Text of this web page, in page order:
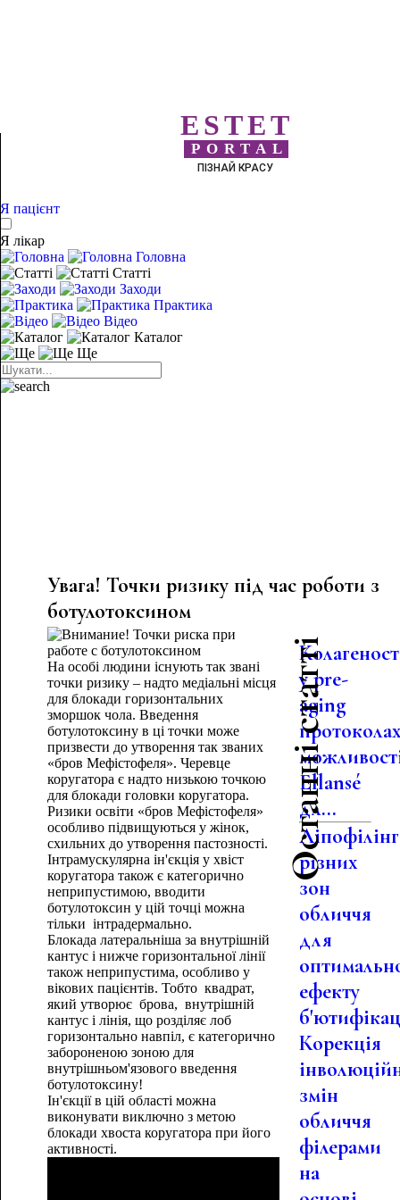
ESTET
PORTAL
ПІЗНАЙ КРАСУ
Я пацієнт
Я лікар
Головна
Статті
Заходи
Практика
Відео
Каталог
Ще
Увага! Точки ризику під час роботи з
ботулотоксином
На особі людини існують так звані
точки ризику – надто медіальні місця
для блокади горизонтальних
зморшок чола. Введення
ботулотоксину в ці точки може
призвести до утворення так званих
«бров Мефістофеля». Черевце
коругатора є надто низькою точкою
для блокади головки коругатора.
Ризики освіти «бров Мефістофеля»
особливо підвищуються у жінок,
схильних до утворення пастозності.
Інтрамускулярна ін'єкція у хвіст
коругатора також є категорично
неприпустимою, вводити
ботулотоксин у цій точці можна
тільки інтрадермально.
Блокада латеральніша за внутрішній
кантус і нижче горизонтальної лінії
також неприпустима, особливо у
вікових пацієнтів. Тобто квадрат,
який утворює брова, внутрішній
кантус і лінія, що розділяє лоб
горизонтально навпіл, є категорично
забороненою зоною для
внутрішньом'язового введення
ботулотоксину!
Ін'єкції в цій області можна
виконувати виключно з метою
блокади хвоста коругатора при його
активності.
Останні статті
у pre-
aging
Ellansé
дл...
Ліпофілінг
різних
зон
обличчя
для
ефекту
Корекція
змін
обличчя
філерами
на